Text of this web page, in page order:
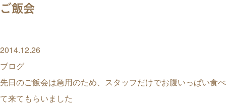
ご飯会
2014.12.26
ブログ
先日のご飯会は急用のため、スタッフだけでお腹いっぱい食べ
て来てもらいました